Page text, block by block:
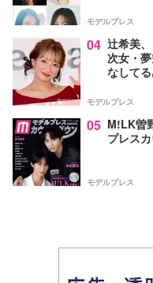
モデルプレス
04 辻希美
次女・
なして
モデルプレス
05 M!LK曽
プレス
モデルプレス